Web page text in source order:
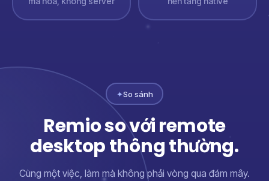
✦So sánh
Remio so với remote
desktop thông thường.
Cùng một việc, làm mà không phải vòng qua đám mây.